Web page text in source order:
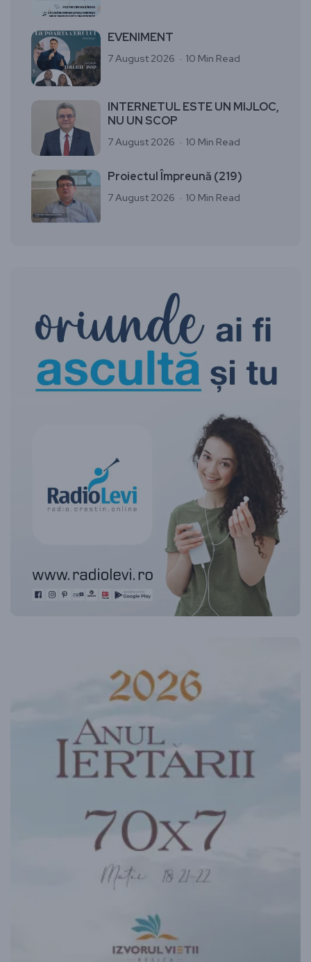
EVENIMENT
7 August 2026 10 Min Read
INTERNETUL ESTE UN MIJLOC,
NU UN SCOP
7 August 2026 10 Min Read
Proiectul Împreună (219)
7 August 2026 10 Min Read